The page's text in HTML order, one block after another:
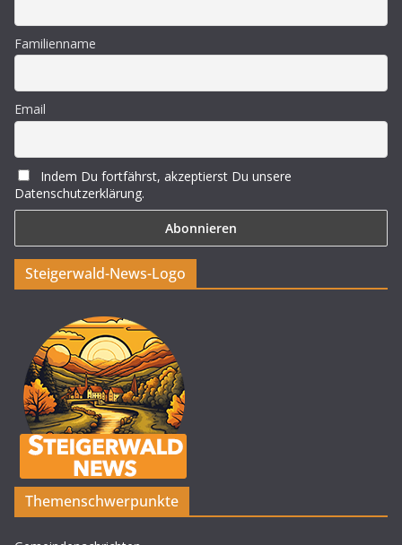
Familienname
Email
Indem Du fortfährst, akzeptierst Du unsere
Datenschutzerklärung.
Steigerwald-News-Logo
Themenschwerpunkte